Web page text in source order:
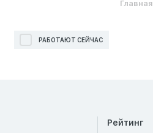
Главная
РАБОТАЮТ СЕЙЧАС
Рейтинг